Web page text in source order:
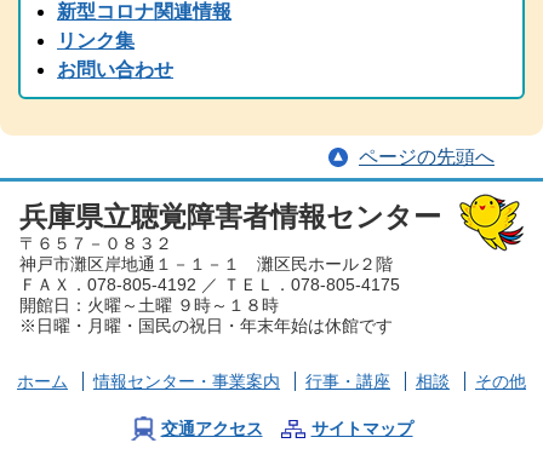
2024.08.22
中止のご案内「大矢暹氏 人生を語る」の9/5公開収録は都合により
中止となりました。
2024（令和6）年度 手話通訳者全国統一試験の受験案内を掲載しま
した
2024.07.05
夏から秋にかけて、兵庫県芸術プレミアムデーが開催され、手話・
要約筆記付きのイベント案内が各種届いております。ぜひ、足を運
んでみてください。
2023（令和６）年度 手話通訳者養成講座を掲載しました。
新型コロナ関連情報
リンク集
お問い合わせ
ページの先頭へ
兵庫県立聴覚障害者情報センター
〒６５７－０８３２
神戸市灘区岸地通１－１－１ 灘区民ホール２階
ＦＡＸ．078-805-4192 ／ ＴＥＬ．078-805-4175
開館日：火曜～土曜 ９時～１８時
※日曜・月曜・国民の祝日・年末年始は休館です
ホーム 情報センター ・事業案内 行事・講座 相談 その他
交通アクセス サイトマップ